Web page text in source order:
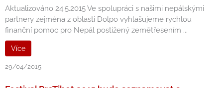
Aktualizováno 24.5.2015 Ve spolupráci s našimi nepálskými
partnery zejména z oblasti Dolpo vyhlašujeme rychlou
finanční pomoc pro Nepál postižený zemětřesením ...
Více
29/04/2015